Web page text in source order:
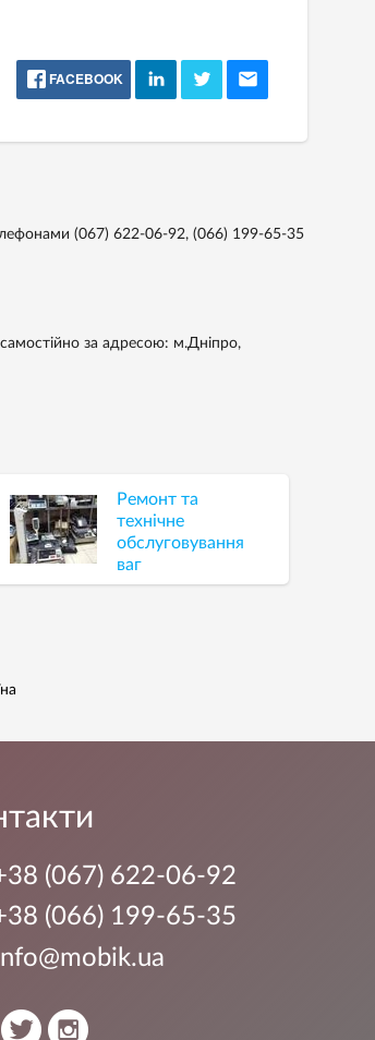
FACEBOOK
(067) 622-06-92, (066) 199-65-35
за адресою: м.Дніпро,
Ремонт та
технічне
обслуговування
ваг
(067) 622-06-92
(066) 199-65-35